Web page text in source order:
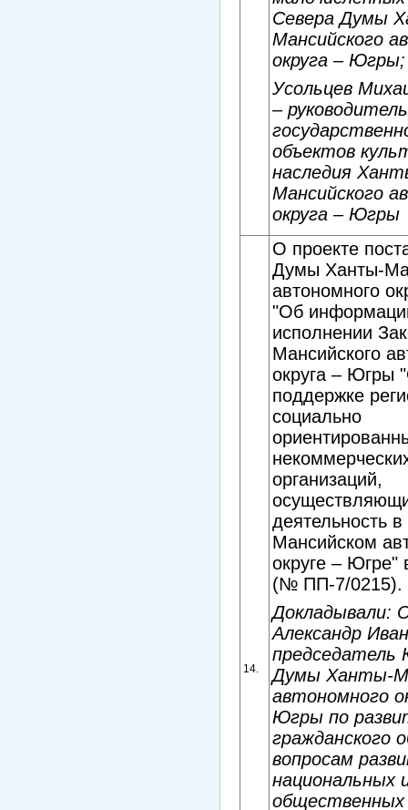
Севера Думы
Мансийского
округа – Югры;
Усольцев
–
объектов
наследия
Мансийского
округа – Югры
14.
О проекте
Думы Ханты-
автономного
"Об
исполнении
Мансийского
округа – Югры
поддержке
социально
организаций,
деятельность
Мансийском
округе – Югре"
(№ ПП-7/0215).
Докладывали:
Александр
Думы Ханты-
автономного
Югры по
гражданского
вопросам
национальных
общественных